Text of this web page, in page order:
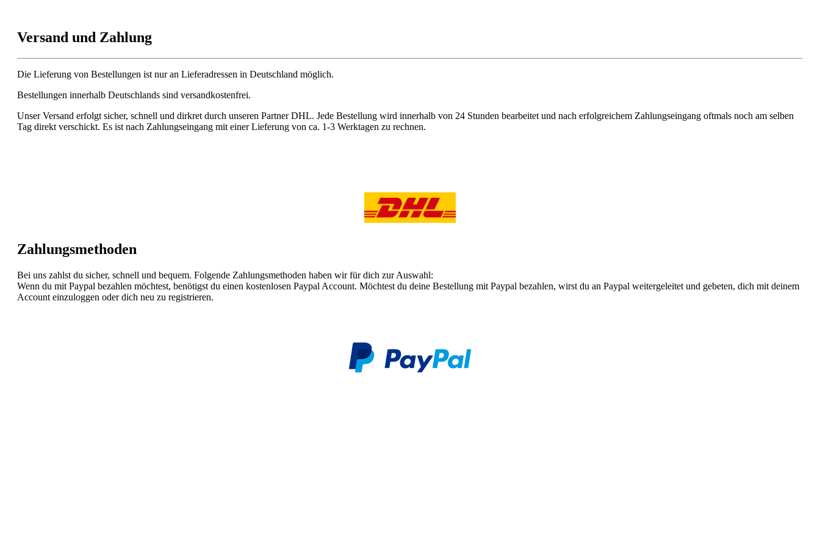
Versand und Zahlung
Die Lieferung von Bestellungen ist nur an Lieferadressen in Deutschland möglich.
Bestellungen innerhalb Deutschlands sind versandkostenfrei.
Unser Versand erfolgt sicher, schnell und dirkret durch unseren Partner DHL. Jede Bestellung wird innerhalb von 24 Stunden bearbeitet und nach erfolgreichem Zahlungseingang oftmals noch am selben
Tag direkt verschickt. Es ist nach Zahlungseingang mit einer Lieferung von ca. 1-3 Werktagen zu rechnen.
Zahlungsmethoden
Bei uns zahlst du sicher, schnell und bequem. Folgende Zahlungsmethoden haben wir für dich zur Auswahl:
Wenn du mit Paypal bezahlen möchtest, benötigst du einen kostenlosen Paypal Account. Möchtest du deine Bestellung mit Paypal bezahlen, wirst du an Paypal weitergeleitet und gebeten, dich mit deinem
Account einzuloggen oder dich neu zu registrieren.